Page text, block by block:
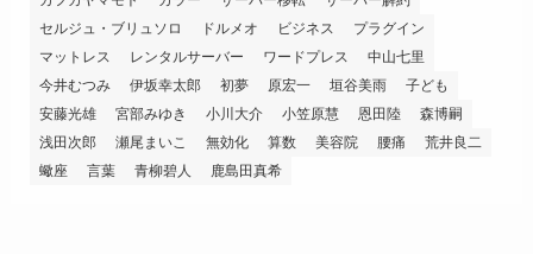
セルジュ・ブリュソロ
ドルメオ ビジネス
プラグイン
マットレス
レンタルサーバー ワードプレス
中山七里
今井むつみ
伊坂幸太郎 初夢 原宏一 垣谷美雨
子ども
安藤光雄
宮部みゆき 小川大介 小笠原慧 恩田陸
森博嗣
浅田次郎
瀬尾まいこ 無効化 算数 美容院 腰痛
荒井良二
蠍座
言葉 青柳碧人 鹿島田真希